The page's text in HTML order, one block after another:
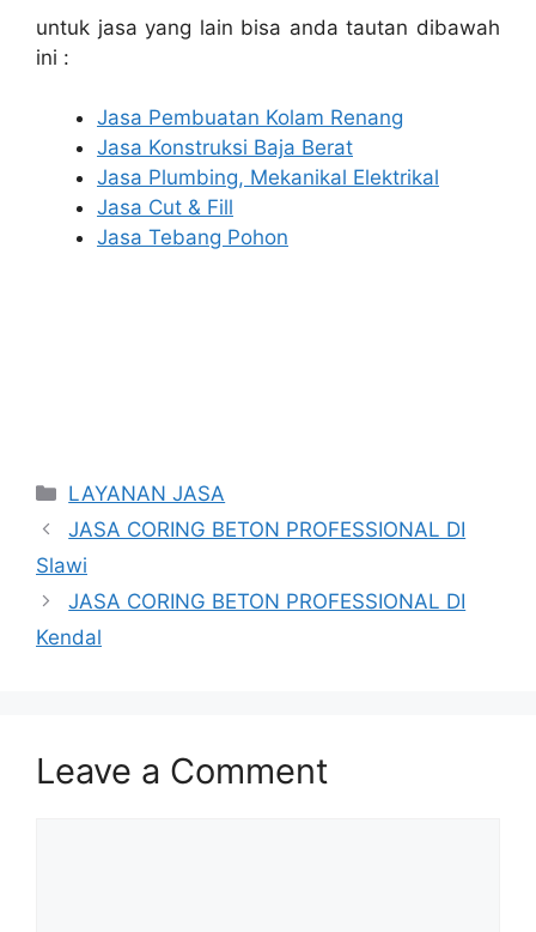
untuk jasa yang lain bisa anda tautan dibawah
ini :
Jasa Pembuatan Kolam Renang
Jasa Konstruksi Baja Berat
Jasa Plumbing, Mekanikal Elektrikal
Jasa Cut & Fill
Jasa Tebang Pohon
Categories
LAYANAN JASA
JASA CORING BETON PROFESSIONAL DI
Slawi
JASA CORING BETON PROFESSIONAL DI
Kendal
Leave a Comment